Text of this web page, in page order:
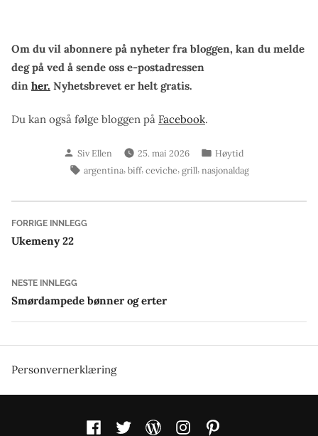
Om du vil abonnere på nyheter fra bloggen, kan du melde
deg på ved å sende oss e-postadressen
din her. Nyhetsbrevet er helt gratis.
Du kan også følge bloggen på Facebook.
Skrevet
av
Siv Ellen 25. mai 2026
Publisert
i
Høytid
Stikkord:
argentina,biff,ceviche,grill,nasjonaldag
Innleggsnavigasjon
FORRIGE INNLEGGForrige
Ukemeny 22
NESTE INNLEGGNeste
innlegg:
Smørdampede bønner og erter
Personvernerklæring
FacebookTwitter WordPressInstagramPinterest